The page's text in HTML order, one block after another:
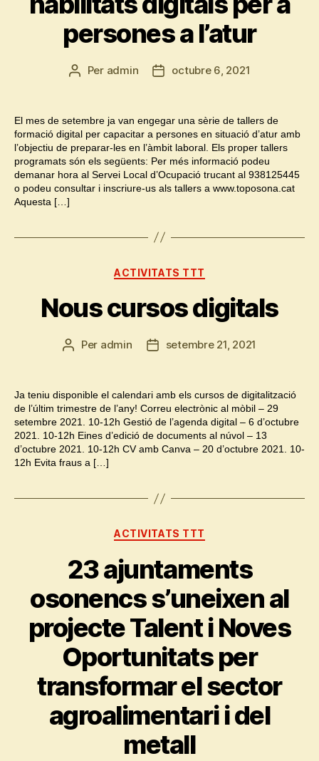
persones a l’atur
Autor
Per admin
Dataoctubre 6, 2021
El mes de setembre ja van engegar una sèrie de tallers de
formació digital per capacitar a persones en situació d’atur amb
l’objectiu de preparar-les en l’àmbit laboral. Els proper tallers
programats són els següents: Per més informació podeu
demanar hora al Servei Local d’Ocupació trucant al 938125445
o podeu consultar i inscriure-us als tallers a www.toposona.cat
Aquesta […]
Categories
ACTIVITATS TTT
Nous cursos digitals
Autor
Per admin
Datasetembre 21, 2021
Ja teniu disponible el calendari amb els cursos de digitalització
de l’últim trimestre de l’any! Correu electrònic al mòbil – 29
setembre 2021. 10-12h Gestió de l’agenda digital – 6 d’octubre
2021. 10-12h Eines d’edició de documents al núvol – 13
d’octubre 2021. 10-12h CV amb Canva – 20 d’octubre 2021. 10-
12h Evita fraus a […]
Categories
ACTIVITATS TTT
23 ajuntaments
osonencs s’uneixen al
projecte Talent i Noves
Oportunitats per
transformar el sector
agroalimentari i del
metall